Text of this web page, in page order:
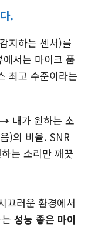
.
지하는 센서)를
서는 마이크 품
최고 수준이라는
→ 내가 원하는 소
)의 비율. SNR
는 소리만 깨끗
끄러운 환경에서
성능 좋은 마이